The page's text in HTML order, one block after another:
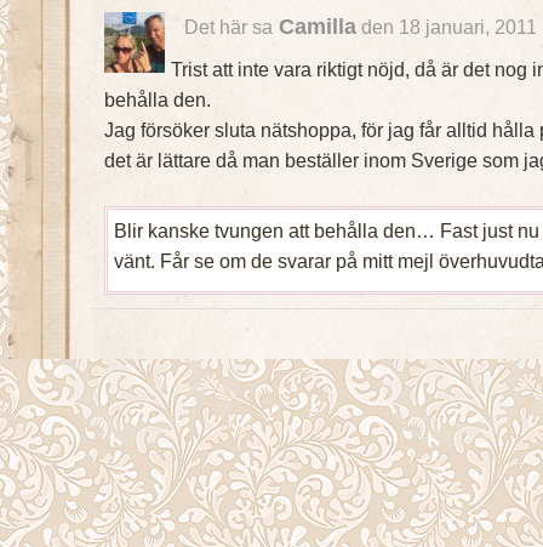
Det här sa Camilladen 18 januari, 2011
Trist att inte vara riktigt nöjd, då är det nog
behålla den.
Jag försöker sluta nätshoppa, för jag får alltid hålla
det är lättare då man beställer inom Sverige som
Blir kanske tvungen att behålla den… Fast just
vänt. Får se om de svarar på mitt mejl